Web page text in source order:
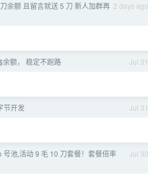
2 days ago
余额 且留言就送 5 刀 新人加群再
Jul 31
余额， 稳定不跑路
Jul 31
节开发
Jul 30
池,活动 9 毛 10 刀套餐！套餐倍率